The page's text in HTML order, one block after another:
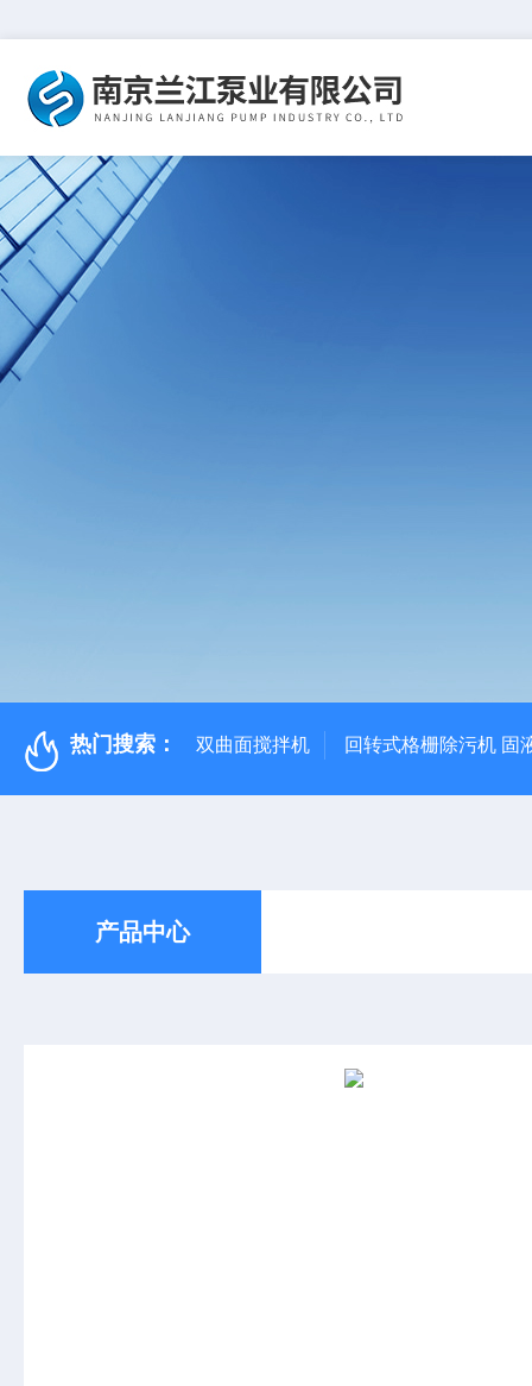
热门搜索： 双曲面搅拌机 回转式格栅除污机 固
产品中心